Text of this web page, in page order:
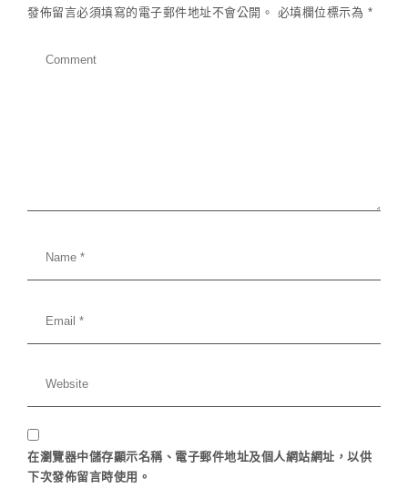
發佈留言必須填寫的電子郵件地址不會公開。 必填欄位標示為 *
在瀏覽器中儲存顯示名稱、電子郵件地址及個人網站網址，以供
下次發佈留言時使用。